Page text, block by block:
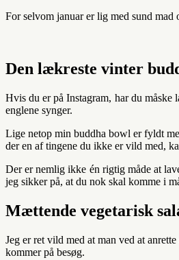
For selvom januar er lig med sund
Den lækreste vinter
Hvis du er på Instagram, har du måske
englene synger.
Lige netop min buddha bowl er fyldt
der en af tingene du ikke er vild med,
Der er nemlig ikke én rigtig måde at
jeg sikker på, at du nok skal komme i
Mættende vegetarisk
Jeg er ret vild med at man ved at
kommer på besøg.